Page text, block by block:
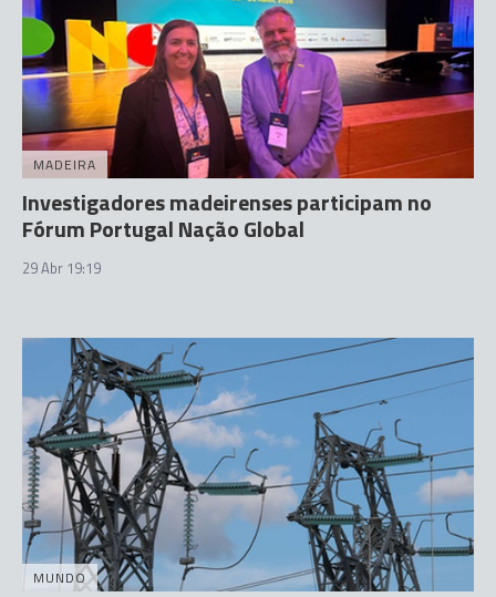
MADEIRA
Investigadores madeirenses participam no
Fórum Portugal Nação Global
29 Abr 19:19
MUNDO